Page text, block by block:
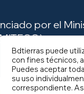
por el
Bdtierras puede
con fines técnicos,
Puedes aceptar
su uso
correspondiente.